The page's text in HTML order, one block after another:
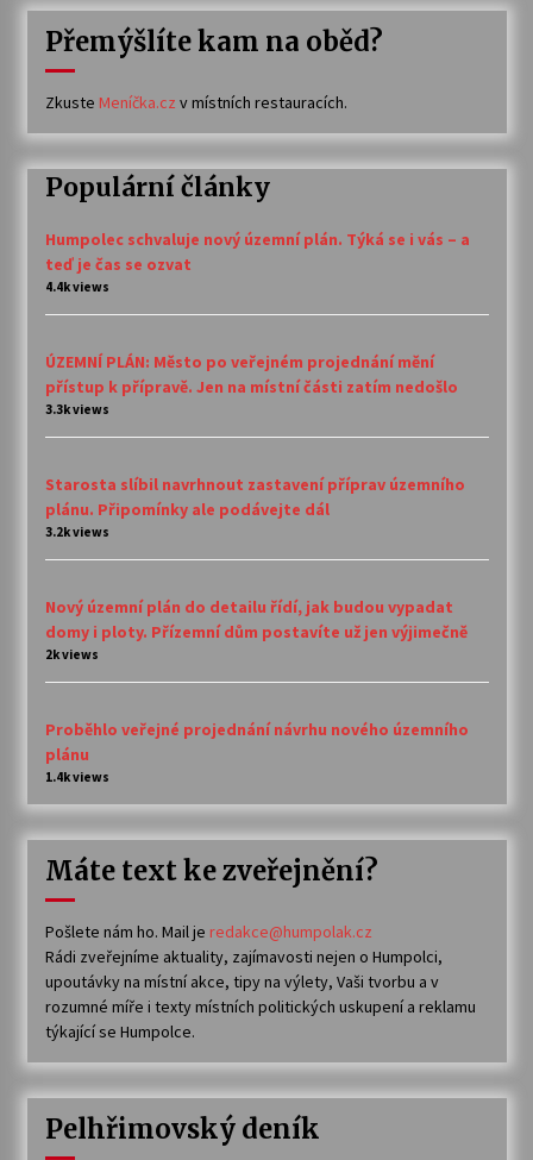
Přemýšlíte kam na oběd?
Zkuste Meníčka.cz v místních restauracích.
Populární články
Humpolec schvaluje nový územní plán. Týká se i vás – a
teď je čas se ozvat
4.4k views
ÚZEMNÍ PLÁN: Město po veřejném projednání mění
přístup k přípravě. Jen na místní části zatím nedošlo
3.3k views
Starosta slíbil navrhnout zastavení příprav územního
plánu. Připomínky ale podávejte dál
3.2k views
Nový územní plán do detailu řídí, jak budou vypadat
domy i ploty. Přízemní dům postavíte už jen výjimečně
2k views
Proběhlo veřejné projednání návrhu nového územního
plánu
1.4k views
Máte text ke zveřejnění?
Pošlete nám ho. Mail je redakce@humpolak.cz
Rádi zveřejníme aktuality, zajímavosti nejen o Humpolci,
upoutávky na místní akce, tipy na výlety, Vaši tvorbu a v
rozumné míře i texty místních politických uskupení a reklamu
týkající se Humpolce.
Pelhřimovský deník